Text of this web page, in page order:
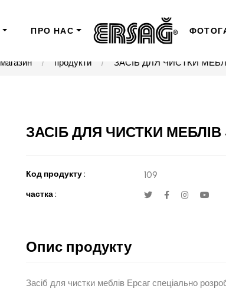
ПРО НАС
магазин продукти ЗАСІБ ДЛЯ ЧИСТКИ
ЗАСІБ ДЛЯ ЧИСТКИ МЕБЛІВ
Код продукту : 109
частка :
Опис продукту
Засіб для чистки меблів Ерсаг спеціально